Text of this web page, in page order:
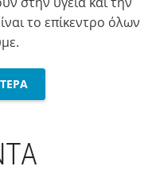
το επίκεντρο όλων